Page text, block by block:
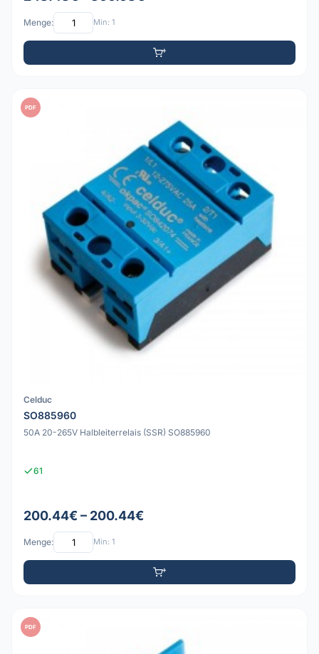
Menge: Min: 1
PDF
Celduc
SO885960
50A 20-265V Halbleiterrelais (SSR) SO885960
61
200.44€ – 200.44€
Menge: Min: 1
PDF